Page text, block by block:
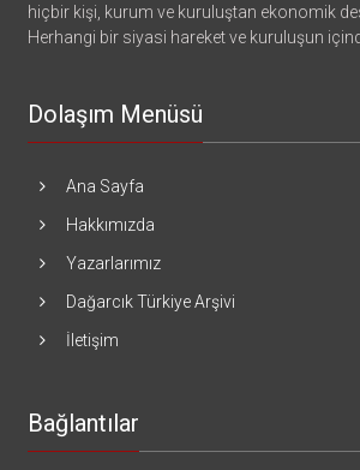
hiçbir kişi, kurum ve kuruluştan ekonomik
Herhangi bir siyasi hareket ve kuruluşun
Dolaşım Menüsü
Ana Sayfa
Hakkımızda
Yazarlarımız
Dağarcık Türkiye Arşivi
İletişim
Bağlantılar